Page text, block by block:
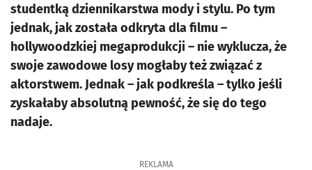
studentką dziennikarstwa mody i stylu. Po tym
jednak, jak została odkryta dla filmu –
hollywoodzkiej megaprodukcji – nie wyklucza, że
swoje zawodowe losy mogłaby też związać z
aktorstwem. Jednak – jak podkreśla – tylko jeśli
zyskałaby absolutną pewność, że się do tego
nadaje.
REKLAMA